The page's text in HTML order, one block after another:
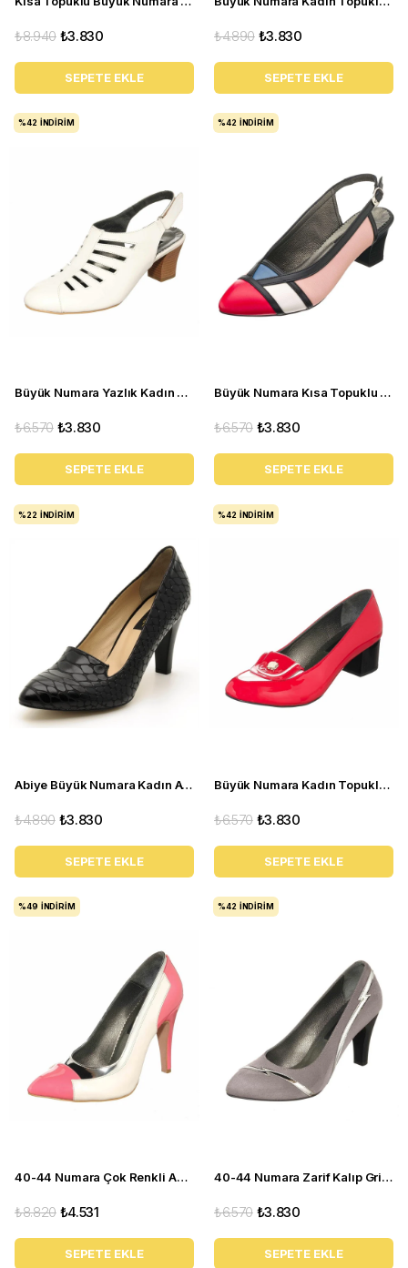
₺3.830
₺8.940
SEPETE EKLE
₺3.830
₺4.890
SEPETE EKLE
Büyük Numara Yazlık Kadın Stiletto Topuklu Ayakkabı KDR1841 Sedef
₺3.830
₺6.570
SEPETE EKLE
%42 İNDIRIM
Büyük Numara Kısa Topuklu Kadın Stiletto ND97 Çok renkli
₺3.830
₺6.570
SEPETE EKLE
%42 İNDIRIM
Abiye Büyük Numara Kadın Ayakkabı 1952 Siyah
₺3.830
₺4.890
SEPETE EKLE
%22 İNDIRIM
Büyük Numara Kadın Topuklu Ayakkabı KDR14476 Fusya
₺3.830
₺6.570
SEPETE EKLE
%42 İNDIRIM
40-44 Numara Çok Renkli Abiye Kadın Stiletto Ayakkabı KDR1020
₺4.531
₺8.820
SEPETE EKLE
%49 İNDIRIM
40-44 Numara Zarif Kalıp Gri Topuklu Kadın Ayakkabı KDR1001
₺3.830
₺6.570
SEPETE EKLE
%42 İNDIRIM